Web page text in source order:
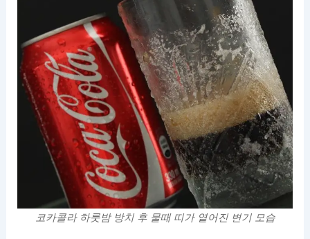
코카콜라 하룻밤 방치 후 물때 띠가 옅어진 변기 모습